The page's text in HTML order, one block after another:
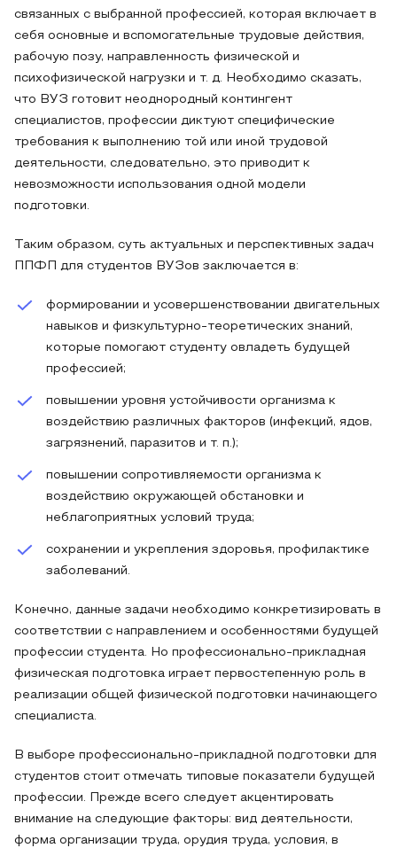
связанных с выбранной профессией, которая включает в
себя основные и вспомогательные трудовые действия,
рабочую позу, направленность физической и
психофизической нагрузки и т. д. Необходимо сказать,
что ВУЗ готовит неоднородный контингент
специалистов, профессии диктуют специфические
требования к выполнению той или иной трудовой
деятельности, следовательно, это приводит к
невозможности использования одной модели
подготовки.
Таким образом, суть актуальных и перспективных задач
ППФП для студентов ВУЗов заключается в:
формировании и усовершенствовании двигательных
навыков и физкультурно-теоретических знаний,
которые помогают студенту овладеть будущей
профессией;
повышении уровня устойчивости организма к
воздействию различных факторов (инфекций, ядов,
загрязнений, паразитов и т. п.);
повышении сопротивляемости организма к
воздействию окружающей обстановки и
неблагоприятных условий труда;
сохранении и укрепления здоровья, профилактике
заболеваний.
Конечно, данные задачи необходимо конкретизировать в
соответствии с направлением и особенностями будущей
профессии студента. Но профессионально-прикладная
физическая подготовка играет первостепенную роль в
реализации общей физической подготовки начинающего
специалиста.
В выборе профессионально-прикладной подготовки для
студентов стоит отмечать типовые показатели будущей
профессии. Прежде всего следует акцентировать
внимание на следующие факторы: вид деятельности,
форма организации труда, орудия труда, условия, в